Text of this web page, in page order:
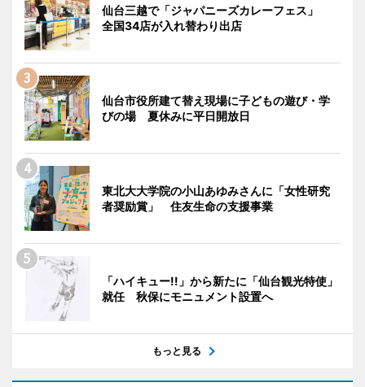
仙台三越で「ジャパニーズカレーフェス」
全国34店が入れ替わり出店
仙台市役所建て替え現場に子どもの遊び・学
びの場 夏休みに平日開放日
東北大大学院の小山あゆみさんに「女性研究
者奨励賞」 住友生命の支援事業
「ハイキュー!!」から新たに「仙台観光特使」
就任 秋保にモニュメント設置へ
もっと見る